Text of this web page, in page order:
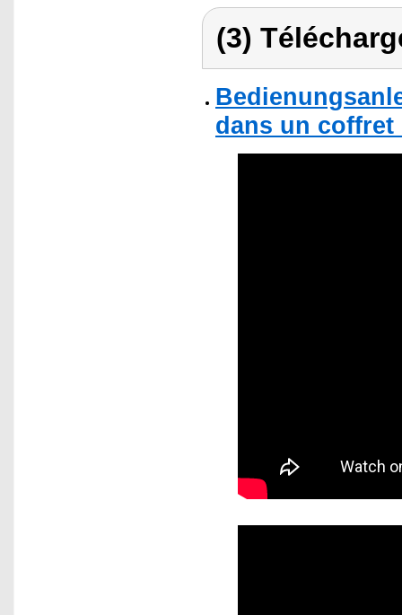
(3)
dans un coffret